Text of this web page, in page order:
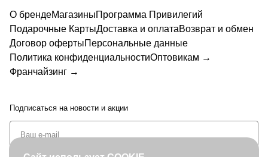
О брендеМагазиныПрограмма Привилегий
Подарочные КартыДоставка и оплатаВозврат и обмен
Договор офертыПерсональные данные
Политика конфиденциальностиОптовикам →
Франчайзинг →
Подписаться на новости и акции